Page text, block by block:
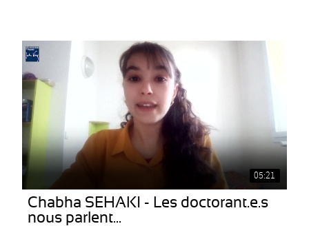
05:21
Chabha SEHAKI - Les doctorant.e.s
nous parlent...